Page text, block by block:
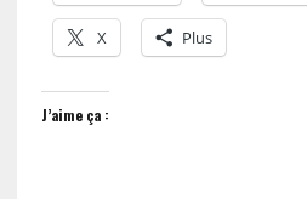
X Plus
J’aime ça :